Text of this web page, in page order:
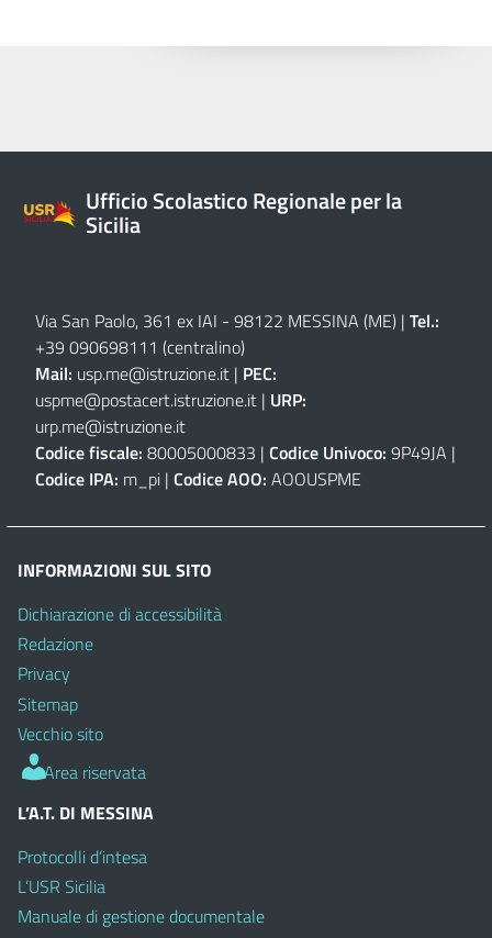
Ufficio Scolastico Regionale per la
Sicilia
Via San Paolo, 361 ex IAI - 98122 MESSINA (ME) | Tel.:
+39 090698111 (centralino)
Mail: usp.me@istruzione.it | PEC:
uspme@postacert.istruzione.it | URP:
urp.me@istruzione.it
Codice fiscale: 80005000833 | Codice Univoco: 9P49JA |
Codice IPA: m_pi | Codice AOO: AOOUSPME
INFORMAZIONI SUL SITO
Dichiarazione di accessibilità
Redazione
Privacy
Sitemap
Vecchio sito
Area riservata
L’A.T. DI MESSINA
Protocolli d’intesa
L’USR Sicilia
Manuale di gestione documentale